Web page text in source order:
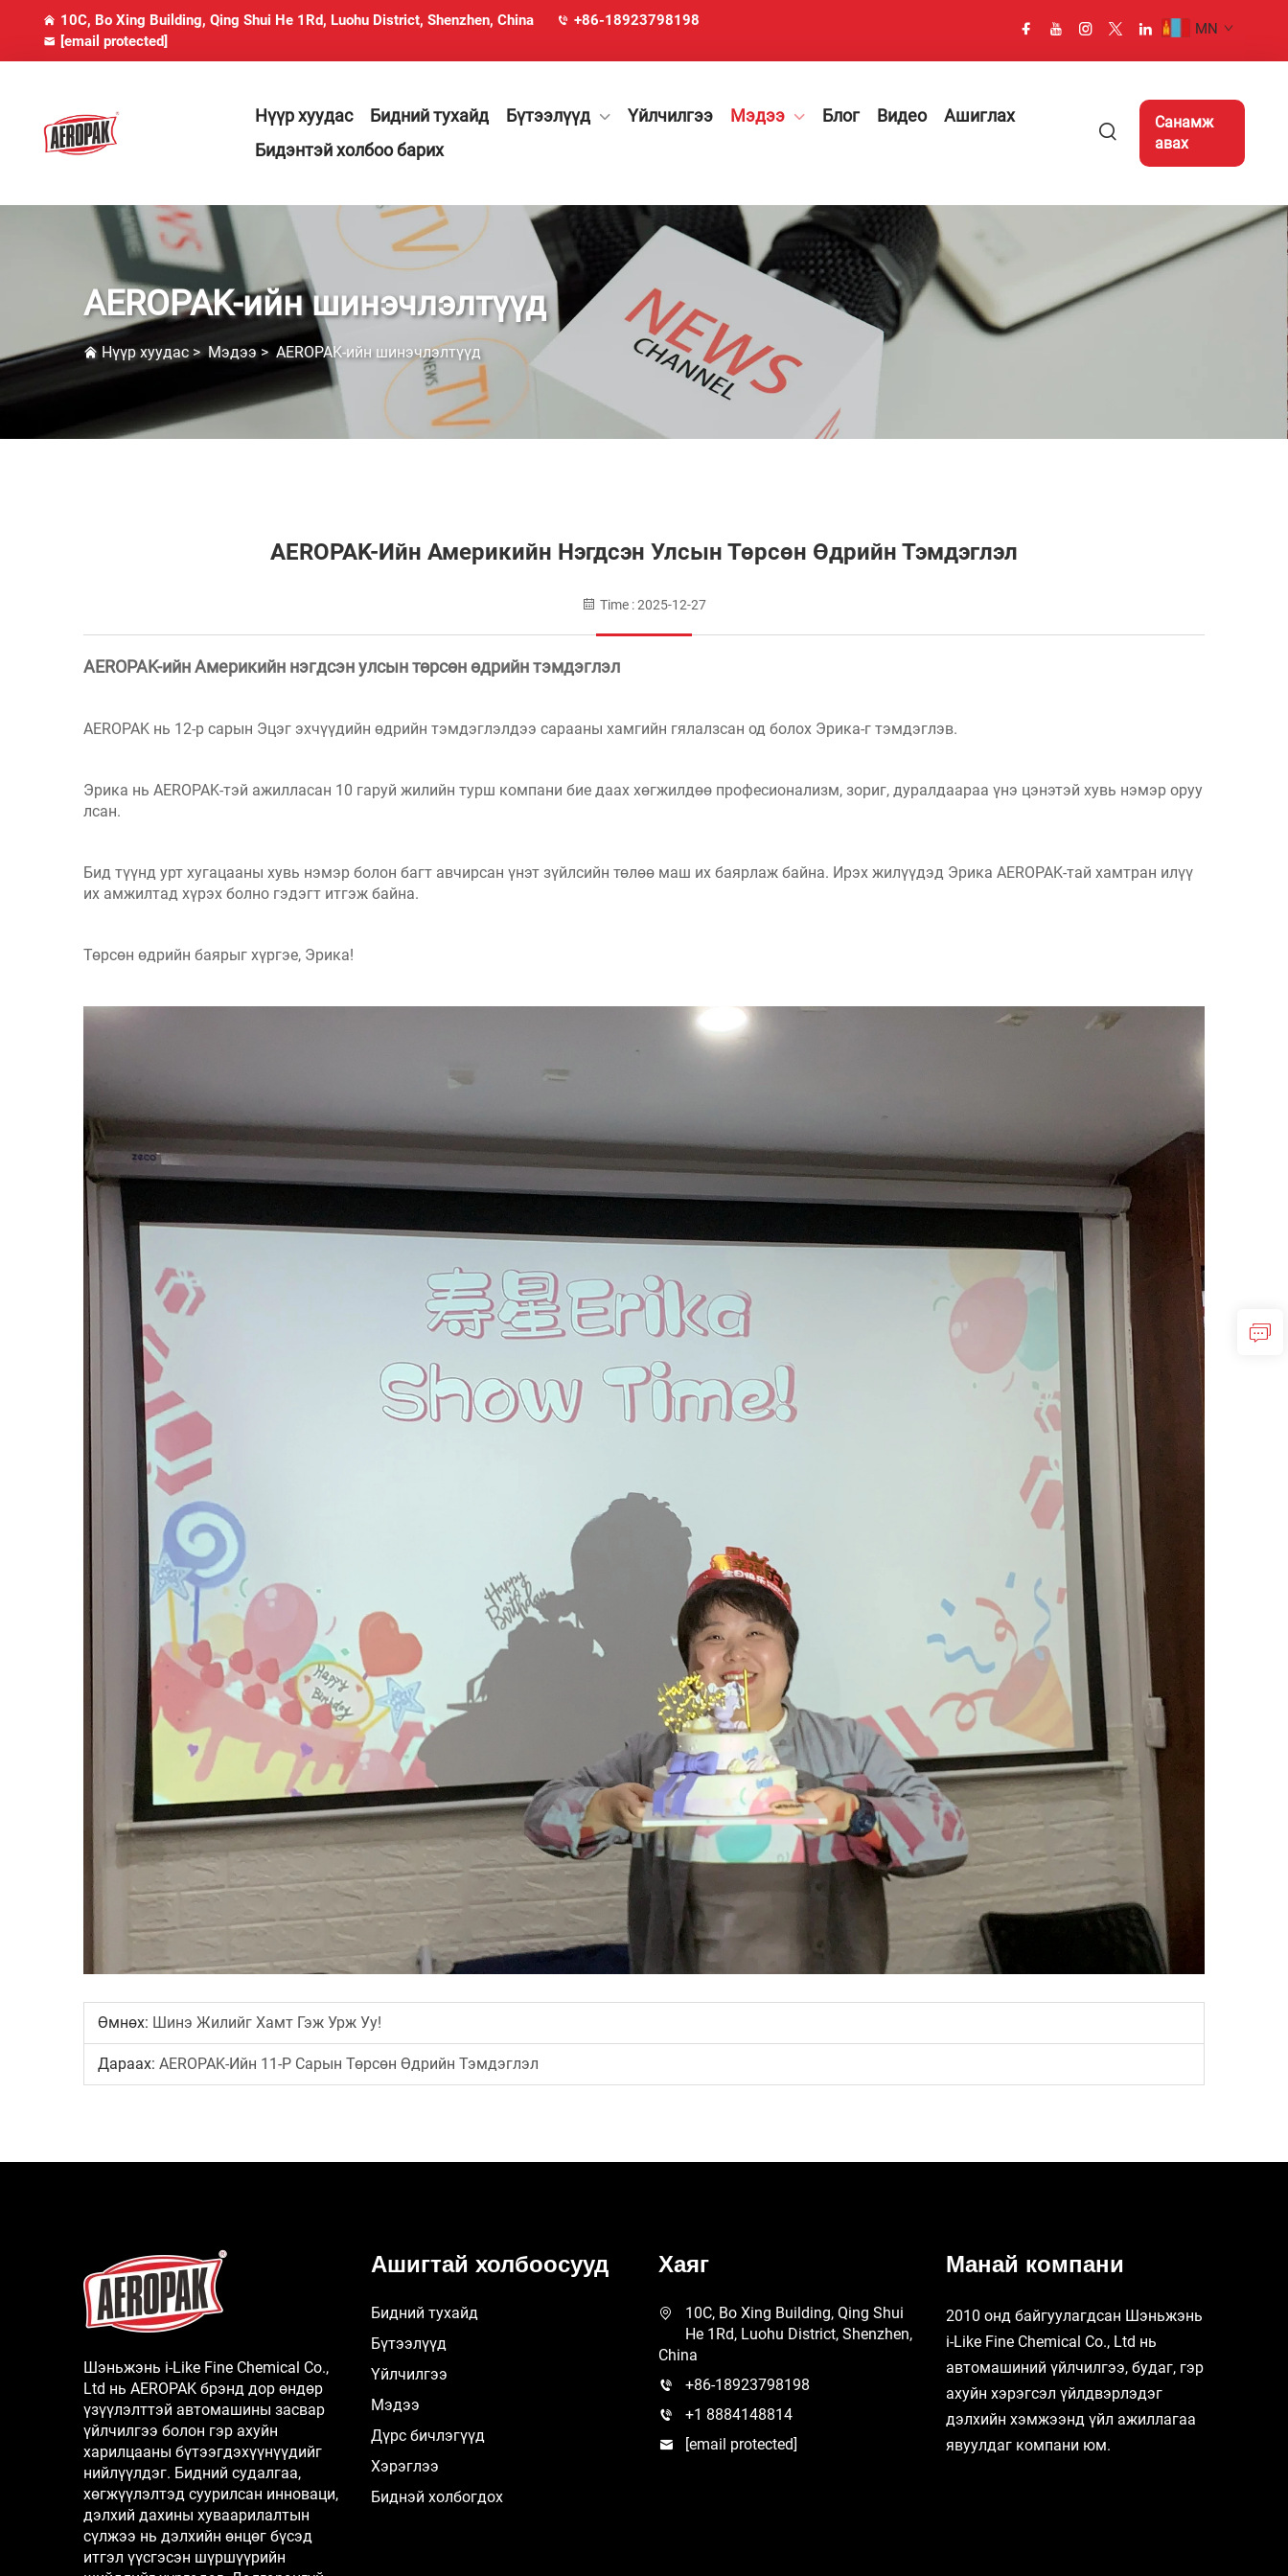
10C, Bo Xing Building, Qing Shui He 1Rd, Luohu District, Shenzhen, China
+86-18923798198
[email protected]
MN
Нүүр хуудас Бидний тухайд Бүтээлүүд Үйлчилгээ Мэдээ Блог Видео
Ашиглах
Бидэнтэй холбоо барих
Санамж
авах
AEROPAK-ийн шинэчлэлтүүд
Нүүр хуудас >Мэдээ> AEROPAK-ийн шинэчлэлтүүд
AEROPAK-Ийн Америкийн Нэгдсэн Улсын Төрсөн Өдрийн Тэмдэглэл
Time : 2025-12-27
AEROPAK-ийн Америкийн нэгдсэн улсын төрсөн өдрийн тэмдэглэл
AEROPAK нь 12-р сарын Эцэг эхчүүдийн өдрийн тэмдэглэлдээ сарааны хамгийн гялалзсан од болох Эрика-г тэмдэглэв.
Эрика нь AEROPAK-тэй ажилласан 10 гаруй жилийн турш компани бие даах хөгжилдөө професионализм, зориг, дуралдаараа үнэ цэнэтэй хувь нэмэр оруу
лсан.
Бид түүнд урт хугацааны хувь нэмэр болон багт авчирсан үнэт зүйлсийн төлөө маш их баярлаж байна. Ирэх жилүүдэд Эрика AEROPAK-тай хамтран илүү
их амжилтад хүрэх болно гэдэгт итгэж байна.
Төрсөн өдрийн баярыг хүргэе, Эрика!
Өмнөх: Шинэ Жилийг Хамт Гэж Урж Уу!
Дараах: AEROPAK-Ийн 11-Р Сарын Төрсөн Өдрийн Тэмдэглэл
Шэньжэнь i-Like Fine Chemical Co.,
Ltd нь AEROPAK брэнд дор өндөр
үзүүлэлттэй автомашины засвар
үйлчилгээ болон гэр ахуйн
харилцааны бүтээгдэхүүнүүдийг
нийлүүлдэг. Бидний судалгаа,
хөгжүүлэлтэд суурилсан инноваци,
дэлхий дахины хуваарилалтын
сүлжээ нь дэлхийн өнцөг бүсэд
итгэл үүсгэсэн шүршүүрийн
Ашигтай холбоосууд
Бидний тухайд
Бүтээлүүд
Үйлчилгээ
Мэдээ
Дүрс бичлэгүүд
Хэрэглээ
Биднэй холбогдох
Хаяг
10C, Bo Xing Building, Qing Shui
He 1Rd, Luohu District, Shenzhen,
China
+86-18923798198
+1 8884148814
[email protected]
Манай компани
2010 онд байгуулагдсан Шэньжэнь
i-Like Fine Chemical Co., Ltd нь
автомашиний үйлчилгээ, будаг, гэр
ахуйн хэрэгсэл үйлдвэрлэдэг
дэлхийн хэмжээнд үйл ажиллагаа
явуулдаг компани юм.